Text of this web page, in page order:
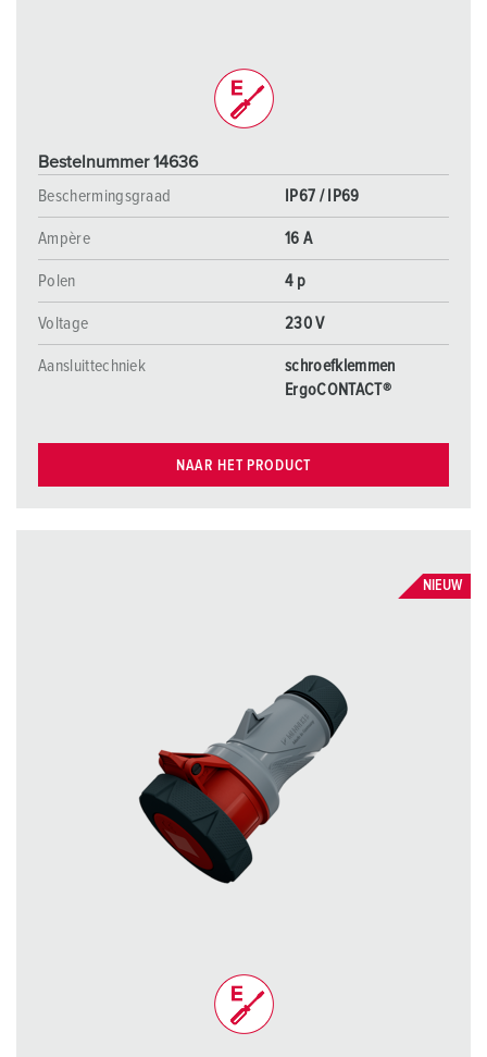
Bestelnummer 14636
Beschermingsgraad
IP67 / IP69
Ampère 16 A
Polen 4 p
Voltage 230 V
Aansluittechniek
schroefklemmen
ErgoCONTACT®
NAAR HET PRODUCT
NIEUW